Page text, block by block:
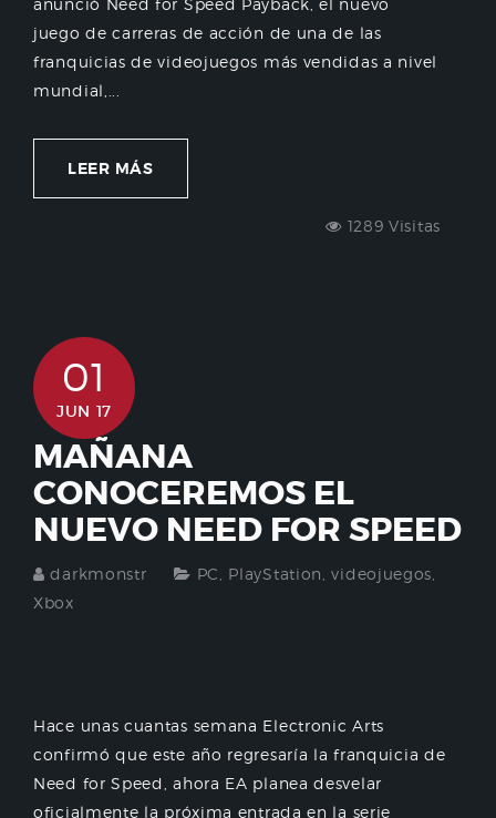
anunció Need for Speed Payback, el nuevo
juego de carreras de acción de una de las
franquicias de videojuegos más vendidas a nivel
mundial,...
LEER MÁS
1289 Visitas
01
JUN 17
MAÑANA
CONOCEREMOS EL
NUEVO NEED FOR SPEED
darkmonstr PC PlayStation ,videojuegos
Xbox
Hace unas cuantas semana Electronic Arts
confirmó que este año regresaría la franquicia de
Need for Speed, ahora EA planea desvelar
oficialmente la próxima entrada en la serie